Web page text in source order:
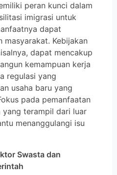
peran kunci dalam
imigrasi untuk
dapat
masyarakat. Kebijakan
dapat mencakup
kemampuan kerja
regulasi yang
usaha baru yang
pada pemanfaatan
yang terampil dari luar
menanggulangi isu
Swasta dan